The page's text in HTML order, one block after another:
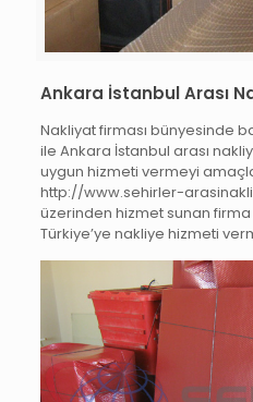
Ankara İstanbul Arası
Nakliyat firması bünyesinde
ile Ankara İstanbul arası
uygun hizmeti vermeyi
http://www.sehirler-
üzerinden hizmet sunan
Türkiye’ye nakliye hizmeti